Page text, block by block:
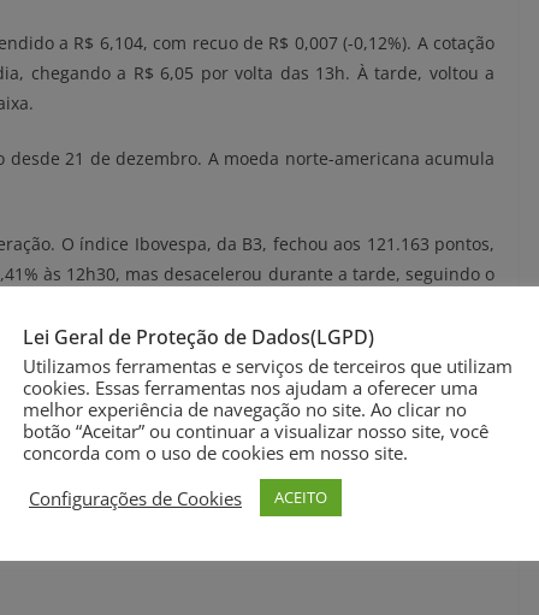
a R$ 6,104, com recuo de R$ 0,007 (-0,12%). A cotação
chegando a R$ 6,05 por volta das 13h. À tarde, voltou a
21 de dezembro. A moeda norte-americana acumula
O índice Ibovespa, da B3, fechou aos 121.163 pontos,
às 12h30, mas desacelerou durante a tarde, seguindo o
de que o governo do presidente eleito Donald Trump
medida prometida durante a campanha eleitoral. No
durante a tarde, após Trump conceder uma entrevista em
e o Canal do Panamá.
a queda acentuada do dólar durante a manhã para
Isso contribuiu para que a divisa voltasse à estabilidade
Lei Geral de Proteção de Dados(LGPD)
Utilizamos ferramentas e serviços de terceiros que utilizam
cookies. Essas ferramentas nos ajudam a oferecer uma
melhor experiência de navegação no site. Ao clicar no
botão “Aceitar” ou continuar a visualizar nosso site, você
concorda com o uso de cookies em nosso site.
Configurações de Cookies
ACEITO